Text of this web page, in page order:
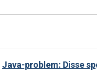
Java-problem: Disse